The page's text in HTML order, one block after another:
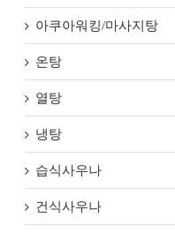
아쿠아워킹/마사지탕
온탕
열탕
냉탕
습식사우나
건식사우나